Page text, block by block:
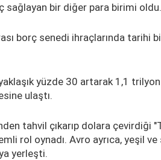
sağlayan bir diğer para birimi oldu.
borç senedi ihraçlarında tarihi
yüzde 30 artarak 1,1
ulaştı.
tahvil çıkarıp dolara çevirdiği
rol oynadı. Avro ayrıca, yeşil
yerleşti.